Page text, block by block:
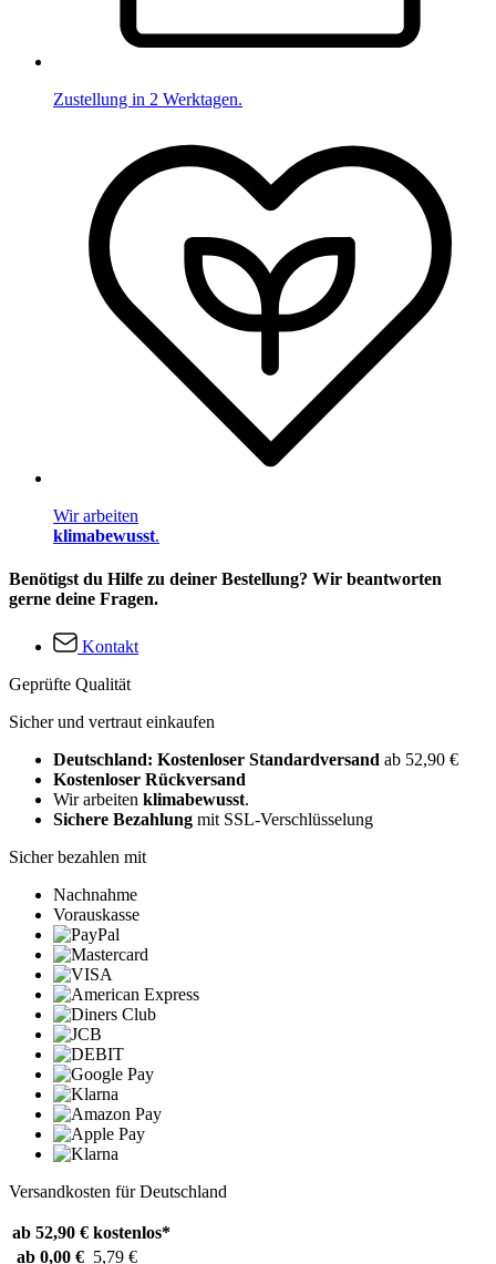
Zustellung in 2 Werktagen.
Wir arbeiten
klimabewusst.
Benötigst du Hilfe zu deiner Bestellung? Wir beantworten
gerne deine Fragen.
Kontakt
Geprüfte Qualität
Sicher und vertraut einkaufen
Deutschland: Kostenloser Standardversand ab 52,90 €
Kostenloser Rückversand
Wir arbeiten klimabewusst.
Sichere Bezahlung mit SSL-Verschlüsselung
Sicher bezahlen mit
Nachnahme
Vorauskasse
Versandkosten für Deutschland
ab 52,90 € kostenlos*
ab 0,00 € 5,79 €